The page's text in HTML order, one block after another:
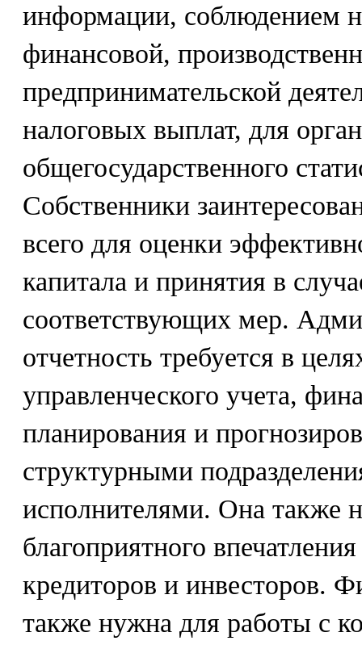
информации, соблюдением
финансовой,
предпринимательской
налоговых выплат, для
общегосударственного
Собственники
всего для оценки
капитала и принятия в
соответствующих мер.
отчетность требуется в
управленческого учета,
планирования и
структурными
исполнителями. Она также
благоприятного
кредиторов и инвесторов.
также нужна для работы с